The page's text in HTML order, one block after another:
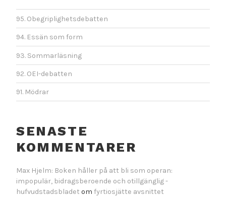
95. Obegriplighetsdebatten
94. Essän som form
93. Sommarläsning
92. OEI-debatten
91. Mödrar
SENASTE
KOMMENTARER
Max Hjelm: Boken håller på att bli som operan:
impopulär, bidragsberoende och otillgänglig -
hufvudstadsbladet om fyrtiosjätte avsnittet